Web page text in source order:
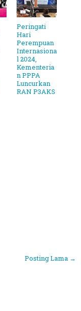
Peringati
Hari
Perempuan
Internasiona
l 2024,
Kementeria
n PPPA
Luncurkan
RAN P3AKS
Posting Lama →